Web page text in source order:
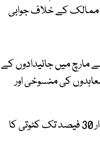
ممالک کے خلاف جوابی
مارچ میں جائیدادوں کے
وجہ اُن معاہدوں کی منسوخی اور
دوسری جانب جائیدادوں کی خرید و فروخت کے نئے معاہدوں میں خریدار 30 فیصد تک کٹوتی کا